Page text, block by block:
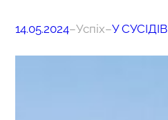
14.05.2024–Успіх–У СУСІДІВ